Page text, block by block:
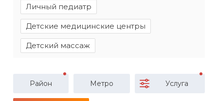
Личный педиатр
Детские медицинские центры
Детский массаж
Район Метро Услуга